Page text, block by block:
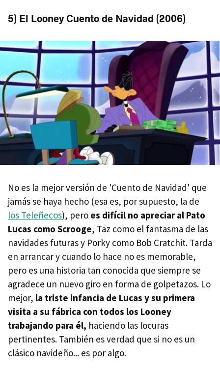
5) El Looney Cuento de Navidad (2006)
No es la mejor versión de 'Cuento de Navidad' que
jamás se haya hecho (esa es, por supuesto, la de
los Teleñecos), pero es difícil no apreciar al Pato
Lucas como Scrooge, Taz como el fantasma de las
navidades futuras y Porky como Bob Cratchit. Tarda
en arrancar y cuando lo hace no es memorable,
pero es una historia tan conocida que siempre se
agradece un nuevo giro en forma de golpetazos. Lo
mejor, la triste infancia de Lucas y su primera
visita a su fábrica con todos los Looney
trabajando para él, haciendo las locuras
pertinentes. También es verdad que si no es un
clásico navideño... es por algo.